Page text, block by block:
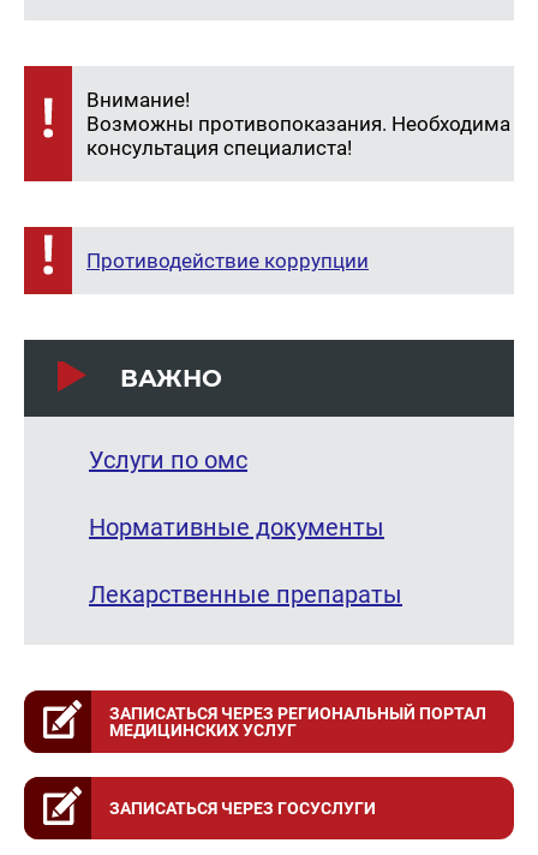
Внимание!
Возможны противопоказания. Необходима
консультация специалиста!
Противодействие коррупции
ВАЖНО
Услуги по омс
Нормативные документы
Лекарственные препараты
ЗАПИСАТЬСЯ ЧЕРЕЗ РЕГИОНАЛЬНЫЙ ПОРТАЛ
МЕДИЦИНСКИХ УСЛУГ
ЗАПИСАТЬСЯ ЧЕРЕЗ ГОСУСЛУГИ